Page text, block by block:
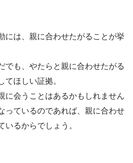
には、親に合わせたがることが挙
でも、やたらと親に合わせたがる
てほしい証拠。
に会うことはあるかもしれません
っているのであれば、親に合わせ
いるからでしょう。